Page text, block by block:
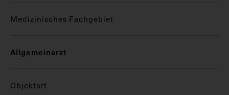
Medizinisches Fachgebiet
Allgemeinarzt
Objektart